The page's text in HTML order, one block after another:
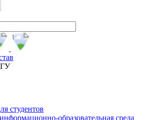
студентов
образовательная среда